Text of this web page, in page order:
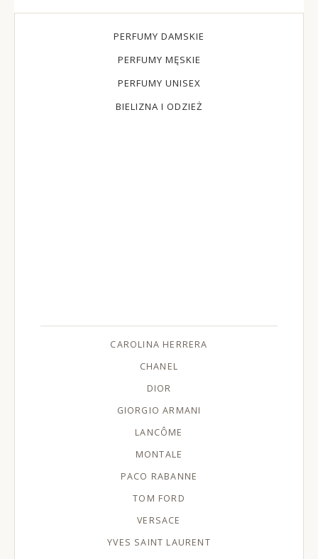
CAROLINA HERRERA
CHANEL
DIOR
GIORGIO ARMANI
LANCÔME
MONTALE
PACO RABANNE
TOM FORD
VERSACE
YVES SAINT LAURENT
PERFUMY DAMSKIE
PERFUMY MĘSKIE
PERFUMY UNISEX
BIELIZNA I ODZIEŻ